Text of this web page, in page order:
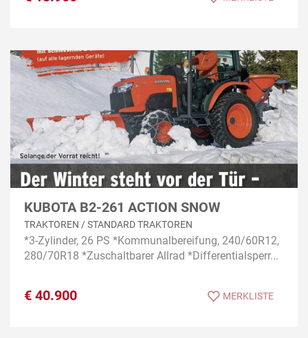
KUBOTA B2-261 ACTION SNOW
TRAKTOREN / STANDARD TRAKTOREN
*3-Zylinder, 26 PS *Kommunalbereifung, 240/60R12,
280/70R18 *Zuschaltbarer Allrad *Differentialsperr...
€ 40.900 MERKLISTE